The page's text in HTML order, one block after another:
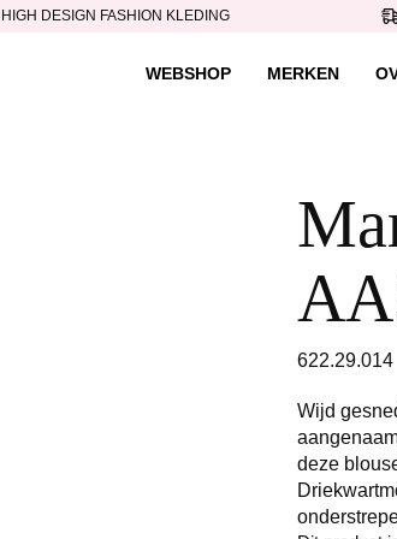
HIGH DESIGN FASHION KLEDING
WEBSHOP MERKEN
622.29.014
Wijd
deze